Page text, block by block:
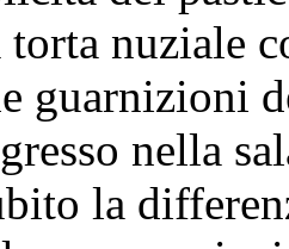
nuziale
guarnizioni
nella
la